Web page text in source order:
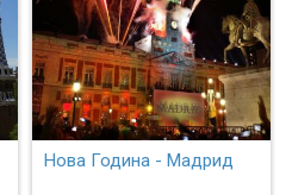
Нова Година - Мадрид